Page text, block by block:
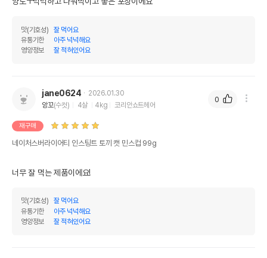
맛(기호성)
잘 먹어요
유통기한
아주 넉넉해요
영양정보
잘 적혀있어요
jane0624
2026.01.30
앙꼬(수컷) 4살 4kg 코리안쇼트헤어
재구매
네이처스버라이어티 인스팅트 토끼 캣 민스컵 99g
너무 잘 먹는 제품이에요!
맛(기호성)
잘 먹어요
유통기한
아주 넉넉해요
영양정보
잘 적혀있어요
0